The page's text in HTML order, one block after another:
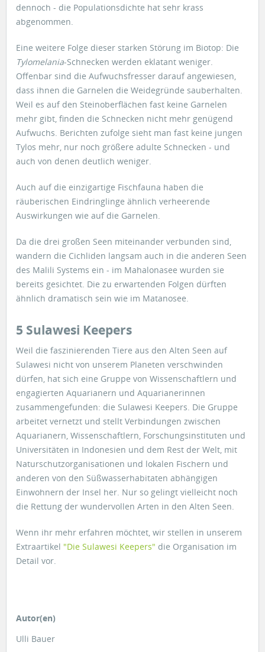
dennoch - die Populationsdichte hat sehr krass
abgenommen.
Eine weitere Folge dieser starken Störung im Biotop: Die
Tylomelania-Schnecken werden eklatant weniger.
Offenbar sind die Aufwuchsfresser darauf angewiesen,
dass ihnen die Garnelen die Weidegründe sauberhalten.
Weil es auf den Steinoberflächen fast keine Garnelen
mehr gibt, finden die Schnecken nicht mehr genügend
Aufwuchs. Berichten zufolge sieht man fast keine jungen
Tylos mehr, nur noch größere adulte Schnecken - und
auch von denen deutlich weniger.
Auch auf die einzigartige Fischfauna haben die
räuberischen Eindringlinge ähnlich verheerende
Auswirkungen wie auf die Garnelen.
Da die drei großen Seen miteinander verbunden sind,
wandern die Cichliden langsam auch in die anderen Seen
des Malili Systems ein - im Mahalonasee wurden sie
bereits gesichtet. Die zu erwartenden Folgen dürften
ähnlich dramatisch sein wie im Matanosee.
5 Sulawesi Keepers
Weil die faszinierenden Tiere aus den Alten Seen auf
Sulawesi nicht von unserem Planeten verschwinden
dürfen, hat sich eine Gruppe von Wissenschaftlern und
engagierten Aquarianern und Aquarianerinnen
zusammengefunden: die Sulawesi Keepers. Die Gruppe
arbeitet vernetzt und stellt Verbindungen zwischen
Aquarianern, Wissenschaftlern, Forschungsinstituten und
Universitäten in Indonesien und dem Rest der Welt, mit
Naturschutzorganisationen und lokalen Fischern und
anderen von den Süßwasserhabitaten abhängigen
Einwohnern der Insel her. Nur so gelingt vielleicht noch
die Rettung der wundervollen Arten in den Alten Seen.
Wenn ihr mehr erfahren möchtet, wir stellen in unserem
Extraartikel "Die Sulawesi Keepers" die Organisation im
Detail vor.
Autor(en)
Ulli Bauer